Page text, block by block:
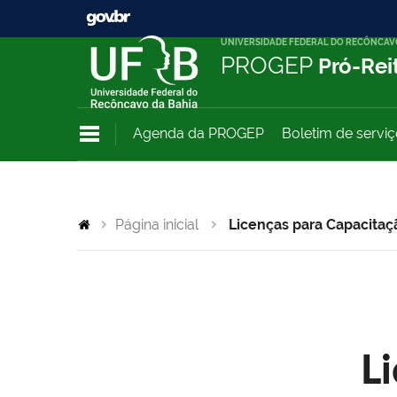
UNIVERSIDADE FEDERAL DO
PROGEP Pró-
Agenda da PROGEP Boletim de
Página inicial Licenças para